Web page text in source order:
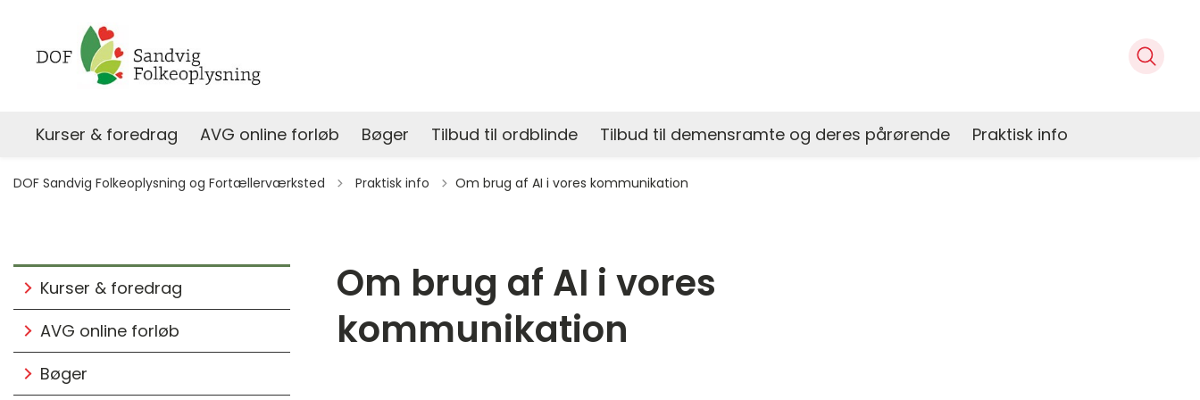
Kurser & foredrag AVG online forløb Bøger Tilbud til ordblinde Tilbud til demensramte og deres pårørende Praktisk info
DOF Sandvig Folkeoplysning og Fortællerværksted Tilbage til
Praktisk info Om brug af AI i vores kommunikation
Kurser & foredrag
AVG online forløb
Bøger
Om brug af AI i vores
kommunikation